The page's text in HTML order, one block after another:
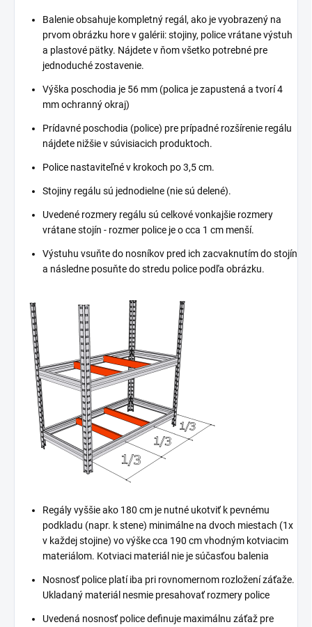
Balenie obsahuje kompletný regál, ako je vyobrazený na
prvom obrázku hore v galérii: stojiny, police vrátane výstuh
a plastové pätky. Nájdete v ňom všetko potrebné pre
jednoduché zostavenie.
Výška poschodia je 56 mm (polica je zapustená a tvorí 4
mm ochranný okraj)
Prídavné poschodia (police) pre prípadné rozšírenie regálu
nájdete nižšie v súvisiacich produktoch.
Police nastaviteľné v krokoch po 3,5 cm.
Stojiny regálu sú jednodielne (nie sú delené).
Uvedené rozmery regálu sú celkové vonkajšie rozmery
vrátane stojín - rozmer police je o cca 1 cm menší.
Výstuhu vsuňte do nosníkov pred ich zacvaknutím do stojín
a následne posuňte do stredu police podľa obrázku.
Regály vyššie ako 180 cm je nutné ukotviť k pevnému
podkladu (napr. k stene) minimálne na dvoch miestach (1x
v každej stojine) vo výške cca 190 cm vhodným kotviacim
materiálom. Kotviaci materiál nie je súčasťou balenia
Nosnosť police platí iba pri rovnomernom rozložení záťaže.
Ukladaný materiál nesmie presahovať rozmery police
Uvedená nosnosť police definuje maximálnu záťaž pre